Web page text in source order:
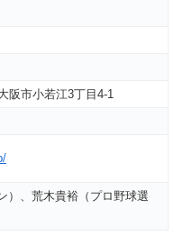
阪市小若江3丁目4-1
）、荒木貴裕（プロ野球選